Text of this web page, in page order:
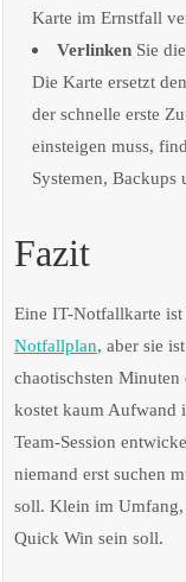
Karte im Ernstfall
Verlinken Sie
Die Karte ersetzt
der schnelle erste
einsteigen muss,
Systemen,
Fazit
Eine IT-Notfallkarte
Notfallplan, aber sie
chaotischsten Minuten
kostet kaum Aufwand
Team-Session
niemand erst suchen
soll. Klein im
Quick Win sein soll.